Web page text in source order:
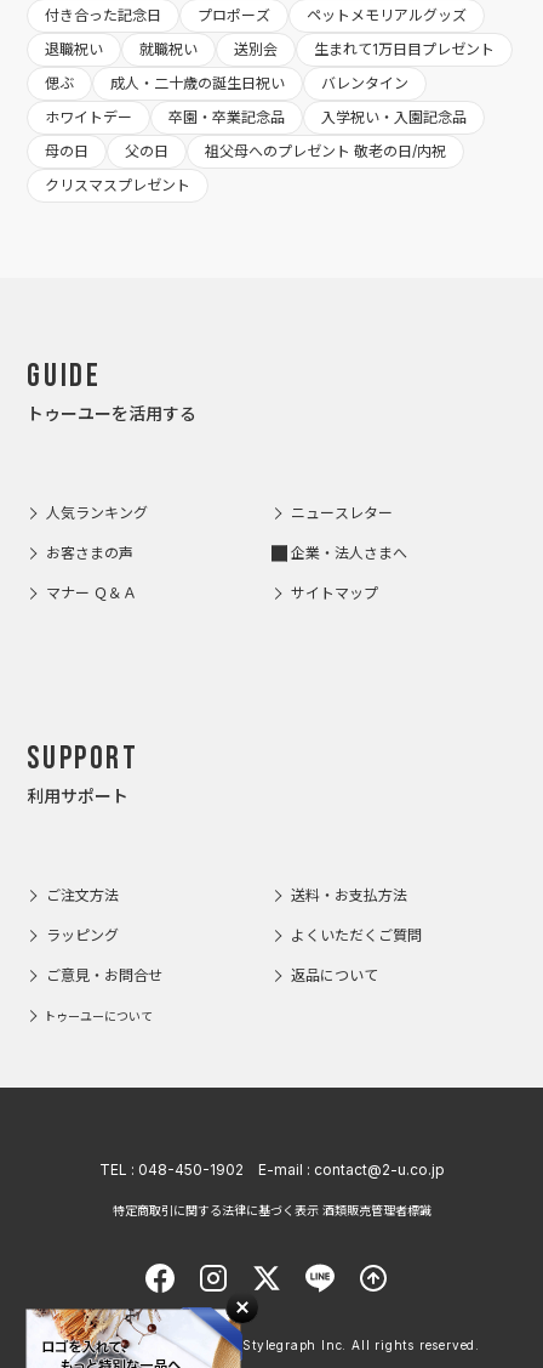
付き合った記念日
プロポーズ
ペットメモリアルグッズ
退職祝い
就職祝い 送別会
生まれて1万日目プレゼント
偲ぶ
成人・二十歳の誕生日祝い
バレンタイン
ホワイトデー
卒園・卒業記念品
入学祝い・入園記念品
母の日
父の日
祖父母へのプレゼント 敬老の日/内祝
クリスマスプレゼント
Guide
トゥーユーを活用する
人気ランキング ニュースレター
お客さまの声 企業・法人さまへ
マナー Ｑ＆Ａ サイトマップ
Support
利用サポート
ご注文方法 送料・お支払方法
ラッピング よくいただくご質問
ご意見・お問合せ 返品について
トゥーユーについて
TEL : 048-450-1902 E-mail : contact@2-u.co.jp
特定商取引に関する法律に基づく表示 酒類販売管理者標識
Copyright © 1998 - 2026 Stylegraph Inc. All rights reserved.